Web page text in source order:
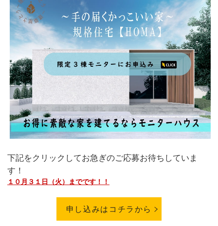
下記をクリックしてお急ぎのご応募お待ちしていま
す！
１０月３１日（火）までです！！
申し込みはコチラから